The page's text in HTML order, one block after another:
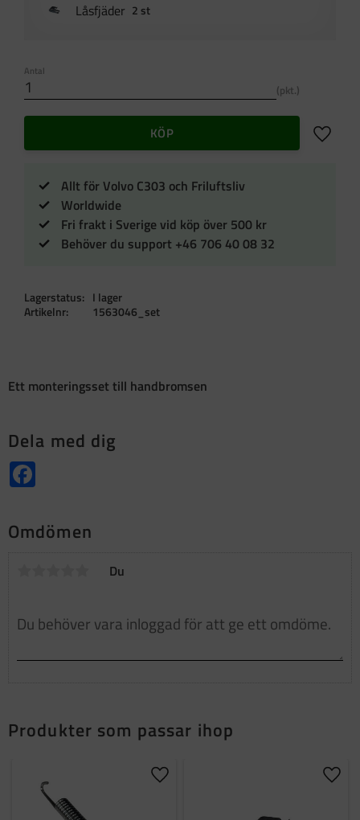
Låsfjäder 2 st
Antal
pkt.
KÖP Lägg
Allt för Volvo C303 och Friluftsliv
Worldwide
Fri frakt i Sverige vid köp över 500 kr
Behöver du support +46 706 40 08 32
Lagerstatus
I lager
Artikelnr
1563046_set
Ett monteringsset till handbromsen
Dela med dig
Omdömen
Du
Produkter som passar ihop
Lägg till i favoriter